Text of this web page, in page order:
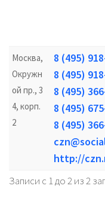
Москва,
Окружн
ой пр., 3
4, корп.
2
8 (495)
8 (495)
8 (495)
8 (495)
8 (495)
http://
Записи с 1 до 2 из 2